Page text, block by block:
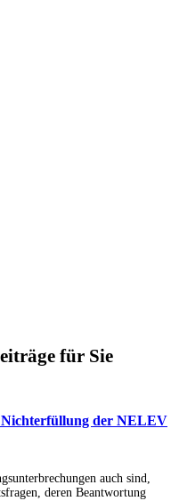
für Sie
der NELEV
auch sind,
deren Beantwortung